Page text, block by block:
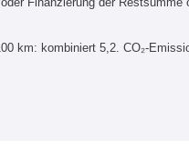
km: kombiniert 5,2. CO₂-